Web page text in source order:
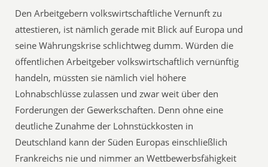
Den Arbeitgebern volkswirtschaftliche Vernunft zu
attestieren, ist nämlich gerade mit Blick auf Europa und
seine Währungskrise schlichtweg dumm. Würden die
öffentlichen Arbeitgeber volkswirtschaftlich vernünftig
handeln, müssten sie nämlich viel höhere
Lohnabschlüsse zulassen und zwar weit über den
Forderungen der Gewerkschaften. Denn ohne eine
deutliche Zunahme der Lohnstückkosten in
Deutschland kann der Süden Europas einschließlich
Frankreichs nie und nimmer an Wettbewerbsfähigkeit